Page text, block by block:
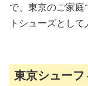
で、東京のご家
トシューズとして
東京シュー